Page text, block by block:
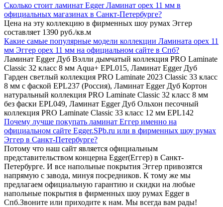
Сколько стоит ламинат Egger Ламинат орех 11 мм в
официальных магазинах в Санкт-Петербурге?
Цена на эту коллекцию в фирменных шоу румах Эггер
составляет 1390 руб./кв.м
Какие самые популярные модели коллекции Ламината орех 11
мм Эггер орех 11 мм на официальном сайте в Спб?
Ламинат Egger Дуб Вэлли дымчатый коллекция PRO Laminate
Classic 32 класс 8 мм Aqua+ EPL015, Ламинат Egger Дуб
Гарден светлый коллекция PRO Laminate 2023 Classic 33 класс
8 мм с фаской EPL237 (Россия), Ламинат Egger Дуб Кортон
натуральный коллекция PRO Laminate Classic 32 класс 8 мм
без фаски EPL049, Ламинат Egger Дуб Ольхон песочный
коллекция PRO Laminate Classic 33 класс 12 мм EPL142
Почему лучше покупать ламинат Еггер именно на
официальном сайте Egger.SPb.ru или в фирменных шоу румах
Эггер в Санкт-Петербурге?
Потому что наш сайт является официальным
представительством концерна Egger(Еггер) в Санкт-
Петербурге. И все напольные покрытия Эггер привозятся
напрямую с завода, минуя посредников. К тому же мы
предлагаем официальную гарантию и скидки на любые
напольные покрытия в фирменных шоу румах Egger в
Спб.Звоните или приходите к нам. Мы всегда вам рады!